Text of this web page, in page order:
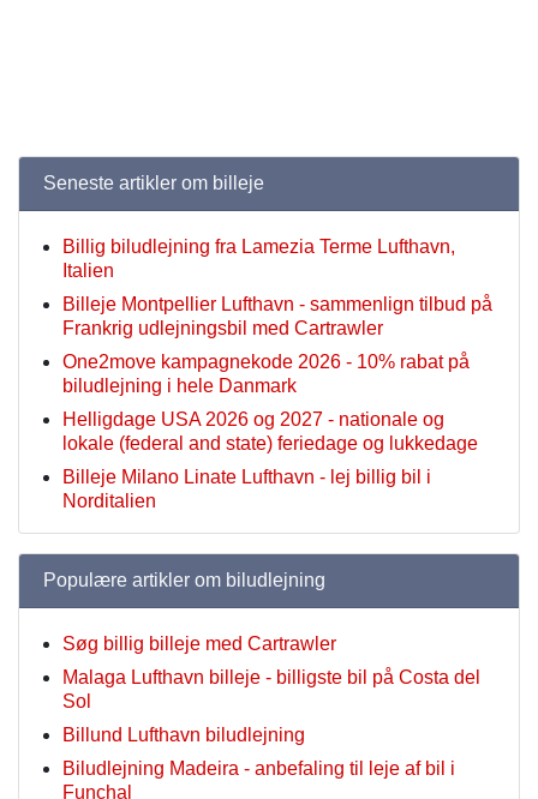
Seneste artikler om billeje
Billig biludlejning fra Lamezia Terme Lufthavn,
Italien
Billeje Montpellier Lufthavn - sammenlign tilbud på
Frankrig udlejningsbil med Cartrawler
One2move kampagnekode 2026 - 10% rabat på
biludlejning i hele Danmark
Helligdage USA 2026 og 2027 - nationale og
lokale (federal and state) feriedage og lukkedage
Billeje Milano Linate Lufthavn - lej billig bil i
Norditalien
Populære artikler om biludlejning
Søg billig billeje med Cartrawler
Malaga Lufthavn billeje - billigste bil på Costa del
Sol
Billund Lufthavn biludlejning
Biludlejning Madeira - anbefaling til leje af bil i
Funchal